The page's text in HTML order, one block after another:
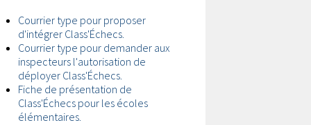
Courrier type pour proposer
d'intégrer Class'Échecs.
Courrier type pour demander aux
inspecteurs l'autorisation de
déployer Class'Échecs.
Fiche de présentation de
Class'Échecs pour les écoles
élémentaires.